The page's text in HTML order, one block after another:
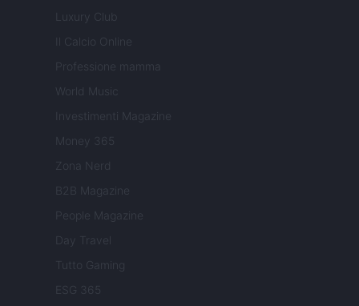
Luxury Club
Il Calcio Online
Professione mamma
World Music
Investimenti Magazine
Money 365
Zona Nerd
B2B Magazine
People Magazine
Day Travel
Tutto Gaming
ESG 365